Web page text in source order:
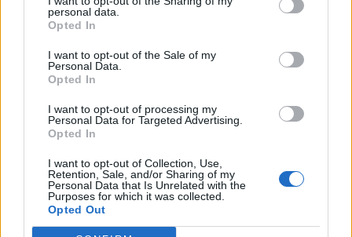
personal data.
Opted In
I want to opt-out of the Sale of my
Personal Data.
Opted In
I want to opt-out of processing my
Personal Data for Targeted Advertising.
Opted In
I want to opt-out of Collection, Use,
Retention, Sale, and/or Sharing of my
Personal Data that Is Unrelated with the
Purposes for which it was collected.
Opted Out
Näytä tämä julkaisu Instagramissa